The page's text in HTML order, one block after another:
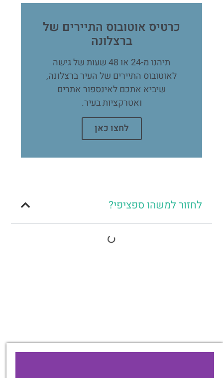
כרטיס אוטובוס התיירים של
ברצלונה
תיהנו מ-24 או 48 שעות של גישה
לאוטובוס התיירים של העיר ברצלונה,
שיביא אתכם לאינספור אתרים
ואטרקציות בעיר.
לחצו כאן
לחזור למשהו ספציפי?